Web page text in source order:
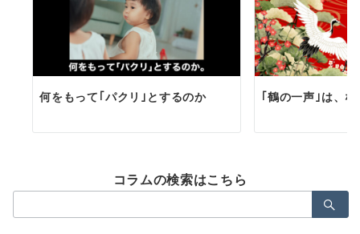
何をもって｢パクリ｣とするのか ｢鶴の一声｣は、
コラムの検索はこちら
索：